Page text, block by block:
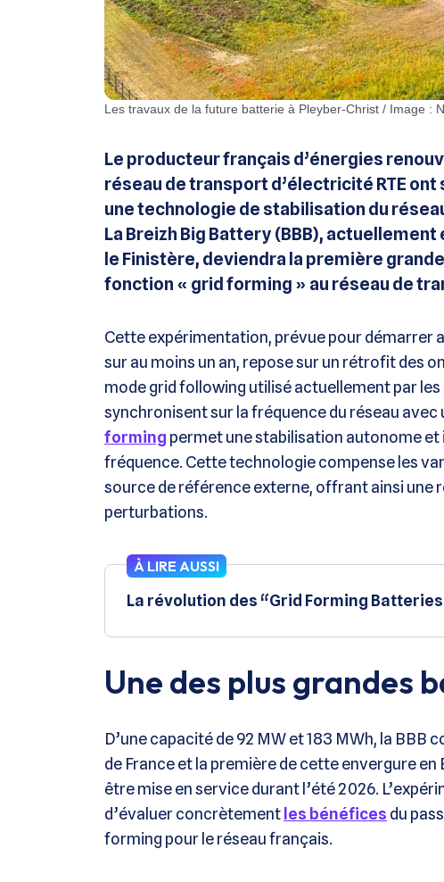
Les travaux de la future batterie à Pleyber-Christ / Image :
Le producteur français d’énergies
réseau de transport d’électricité RTE
une technologie de stabilisation du
La Breizh Big Battery (BBB),
le Finistère, deviendra la première
fonction « grid forming » au réseau de
Cette expérimentation, prévue pour démarrer
sur au moins un an, repose sur un rétrofit des
mode grid following utilisé actuellement par
synchronisent sur la fréquence du réseau
forming permet une stabilisation autonome et
fréquence. Cette technologie compense les
source de référence externe, offrant ainsi
perturbations.
À LIRE AUSSI
La révolution des “Grid Forming
Une des plus grandes
D’une capacité de 92 MW et 183 MWh, la
de France et la première de cette envergure
être mise en service durant l’été 2026.
d’évaluer concrètement les bénéfices du
forming pour le réseau français.